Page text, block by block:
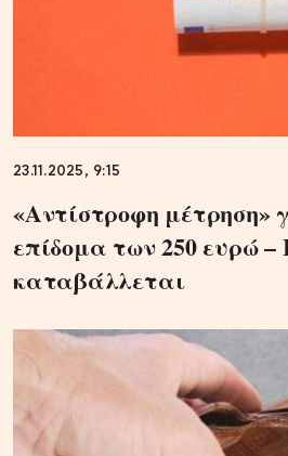
23.11.2025, 9:15
«Αντίστροφη μέτρηση»
επίδομα των 250 ευρώ –
καταβάλλεται